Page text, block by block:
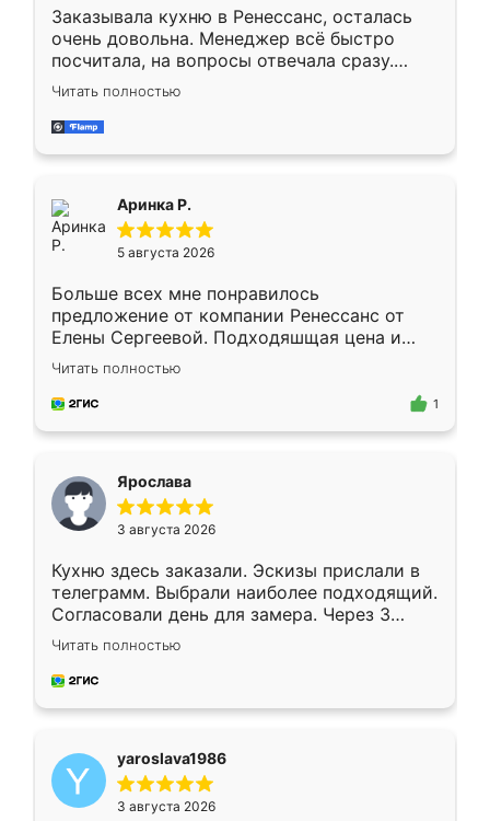
Заказывала кухню в Ренессанс, осталась
очень довольна. Менеджер всё быстро
посчитала, на вопросы отвечала сразу.
Замерщик приехал в субботу, подошёл к
делу со всей ответственностью. Собрали
за день, ребята работали аккуратно, даже
Читать полностью
Аринка Р.
5 августа 2026
Больше всех мне понравилось
предложение от компании Ренессанс от
Елены Сергеевой. Подходяшщая цена и
короткие сроки изготовления. Приехавший
для замера сотрудник Владислав
предложил по моему эскизу самый
Читать полностью
1
Ярослава
3 августа 2026
Кухню здесь заказали. Эскизы прислали в
телеграмм. Выбрали наиболее подходящий.
Согласовали день для замера. Через 3
недели кухня была уже готова. Остались
довольны работой. Спасибо Ренессанс
мебель за качественную работу!
Читать полностью
yaroslava1986
3 августа 2026